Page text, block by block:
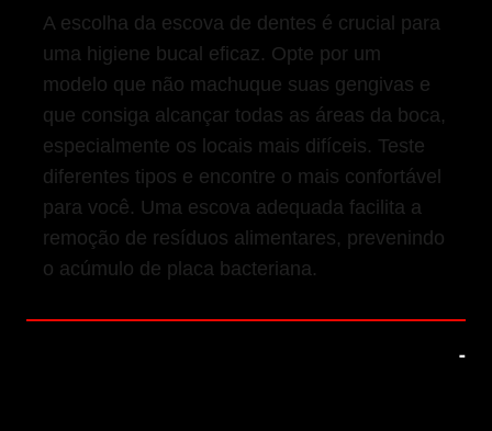
A escolha da escova de dentes é crucial para
uma higiene bucal eficaz. Opte por um
modelo que não machuque suas gengivas e
que consiga alcançar todas as áreas da boca,
especialmente os locais mais difíceis. Teste
diferentes tipos e encontre o mais confortável
para você. Uma escova adequada facilita a
remoção de resíduos alimentares, prevenindo
o acúmulo de placa bacteriana.